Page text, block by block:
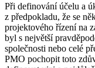
Při definování účelu a
z předpokladu, že se
projektového řízení na
byl s největší
společnosti nebo celé
PMO pochopit toto